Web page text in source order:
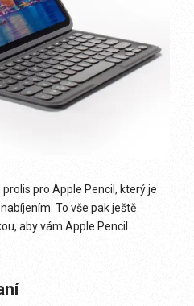
pro Apple Pencil, který je
To vše pak ještě
aby vám Apple Pencil